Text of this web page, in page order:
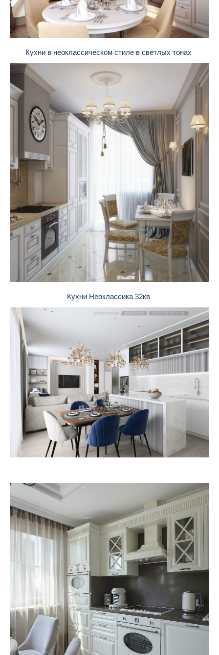
Кухни в неоклассическом стиле в светлых тонах
Кухни Неоклассика 32кв